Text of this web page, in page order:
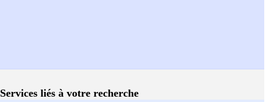
Services liés à votre recherche